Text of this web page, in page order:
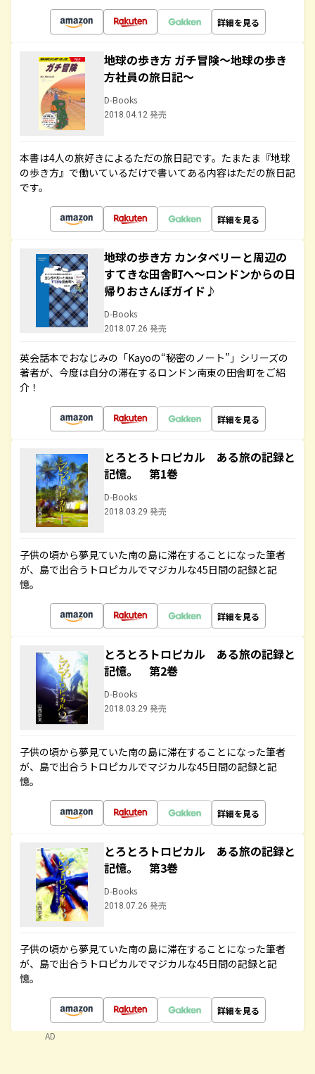
詳細を見る
地球の歩き方 ガチ冒険～地球の歩き
方社員の旅日記～
D-Books
2018.04.12 発売
本書は4人の旅好きによるただの旅日記です。たまたま『地球
の歩き方』で働いているだけで書いてある内容はただの旅日記
です。
詳細を見る
地球の歩き方 カンタベリーと周辺の
すてきな田舎町へ～ロンドンからの日
帰りおさんぽガイド♪
D-Books
2018.07.26 発売
英会話本でおなじみの「Kayoの“秘密のノート”」シリーズの
著者が、今度は自分の滞在するロンドン南東の田舎町をご紹
介！
詳細を見る
とろとろトロピカル ある旅の記録と
記憶。 第1巻
D-Books
2018.03.29 発売
子供の頃から夢見ていた南の島に滞在することになった筆者
が、島で出合うトロピカルでマジカルな45日間の記録と記
憶。
詳細を見る
とろとろトロピカル ある旅の記録と
記憶。 第2巻
D-Books
2018.03.29 発売
子供の頃から夢見ていた南の島に滞在することになった筆者
が、島で出合うトロピカルでマジカルな45日間の記録と記
憶。
詳細を見る
とろとろトロピカル ある旅の記録と
記憶。 第3巻
D-Books
2018.07.26 発売
子供の頃から夢見ていた南の島に滞在することになった筆者
が、島で出合うトロピカルでマジカルな45日間の記録と記
憶。
詳細を見る
AD